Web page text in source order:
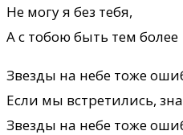
Не могу я без тебя,
А с тобою быть тем более
Звезды на небе тоже
Если мы встретились,
Звезды на небе тоже